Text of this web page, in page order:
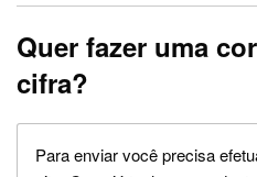
Quer fazer uma
cifra?
Para enviar você precisa